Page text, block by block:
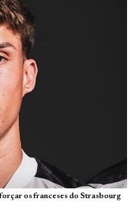
os franceses do Strasbourg